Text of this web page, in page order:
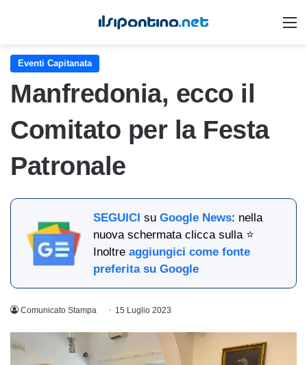
Eventi Capitanata
Manfredonia, ecco il
Comitato per la Festa
Patronale
SEGUICI suGoogle News: nella
nuova schermata clicca sulla ⭐
Inoltreaggiungici come fonte
preferita su Google
Comunicato Stampa 15 Luglio 2023